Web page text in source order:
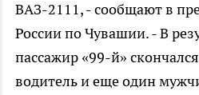
ВАЗ-2111, - сообщают в
России по Чувашии. - В
пассажир «99-й»
водитель и еще один